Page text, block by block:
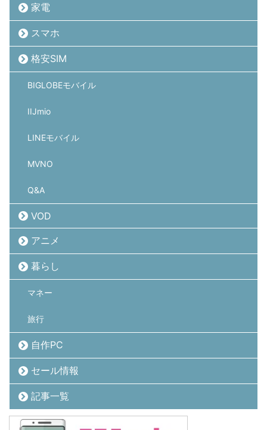
家電
スマホ
格安SIM
BIGLOBEモバイル
IIJmio
LINEモバイル
MVNO
Q&A
VOD
アニメ
暮らし
マネー
旅行
自作PC
セール情報
記事一覧